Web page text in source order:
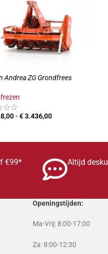
Andrea ZG Grondfrees
- €3.436,00
€99* Altijd
Openingstijden:
Ma-Vrij: 8:00-17:00
Za: 8:00-12:30